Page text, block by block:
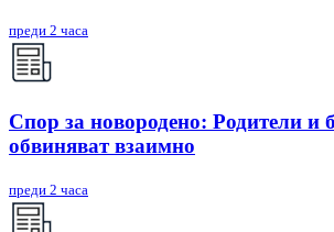
преди 2 часа
Спор за новородено: Родители и
обвиняват взаимно
преди 2 часа